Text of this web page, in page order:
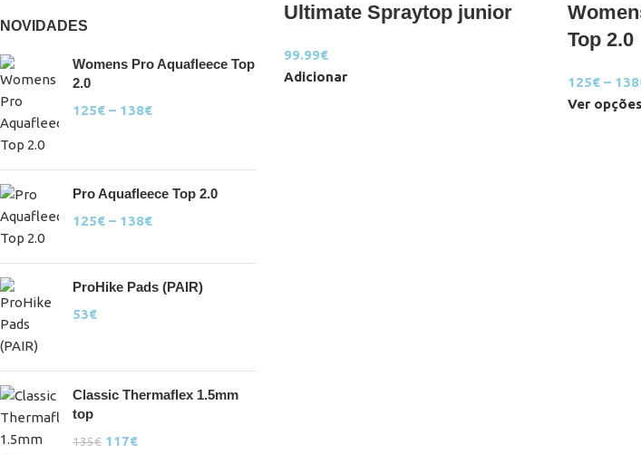
NOVIDADES
Womens Pro Aquafleece Top
2.0
125€ – 138€
Pro Aquafleece Top 2.0
125€ – 138€
ProHike Pads (PAIR)
53€
Classic Thermaflex 1.5mm
top
135€ 117€
Ultimate Spraytop junior
99.99€
Adicionar
Top 2.0
125€ – 138
Ver opções